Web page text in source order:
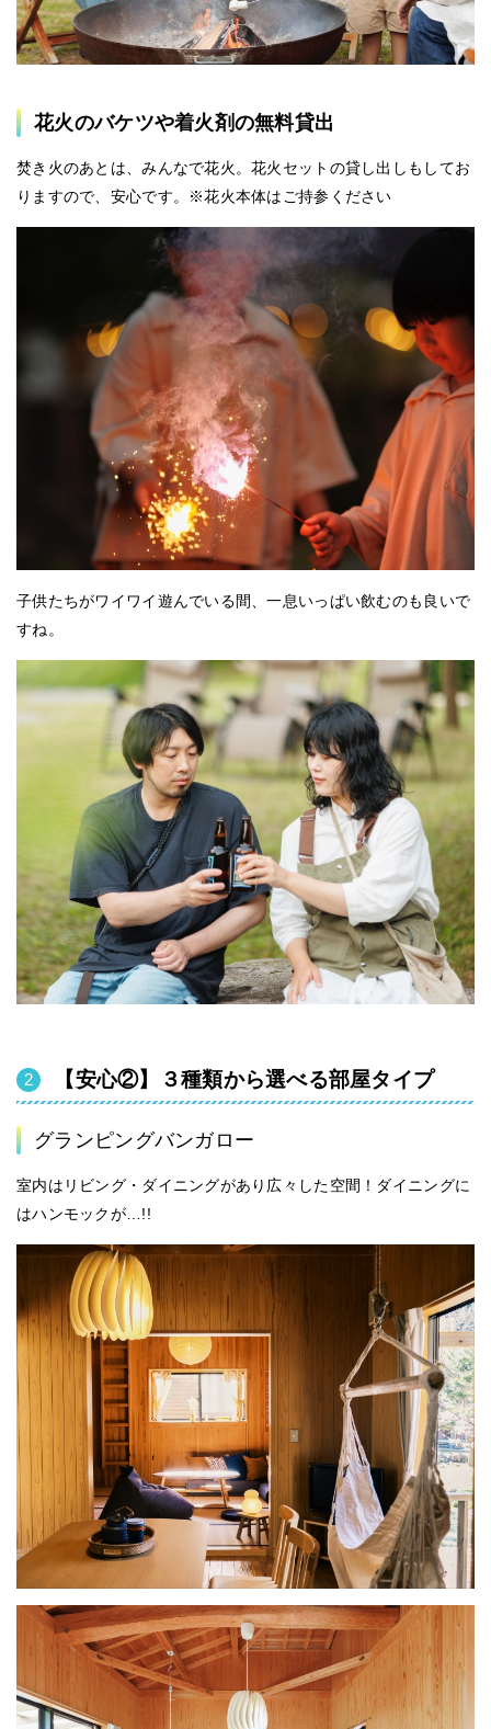
花火のバケツや着火剤の無料貸出
焚き火のあとは、みんなで花火。花火セットの貸し出しもしてお
りますので、安心です。※花火本体はご持参ください
子供たちがワイワイ遊んでいる間、一息いっぱい飲むのも良いで
すね。
【安心②】３種類から選べる部屋タイプ
グランピングバンガロー
室内はリビング・ダイニングがあり広々した空間！ダイニングに
はハンモックが…!!